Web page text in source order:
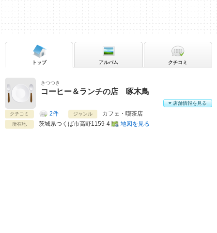
きつつき
コーヒー＆ランチの店 啄木鳥
クチコミ 2件 ジャンル カフェ・喫茶店
所在地 茨城県つくば市高野1159-4 地図を見る
店舗情報を見る
トップ アルバム クチコミ